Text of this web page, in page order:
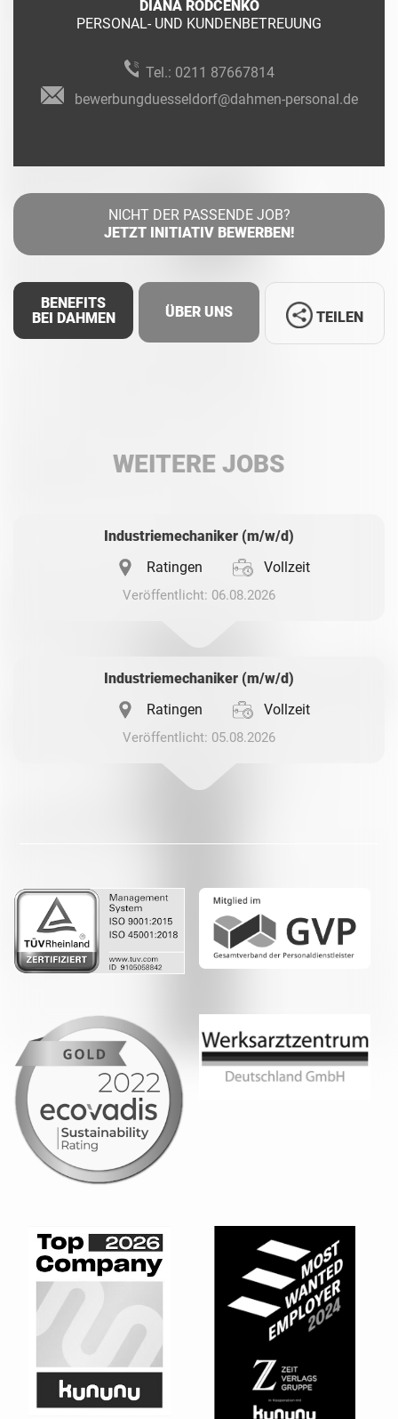
DIANA RODCENKO
PERSONAL- UND KUNDENBETREUUNG
Tel.: 0211 87667814
bewerbungduesseldorf@dahmen-personal.de
NICHT DER PASSENDE JOB?
JETZT INITIATIV BEWERBEN!
BENEFITS
BEI DAHMEN
ÜBER UNS TEILEN
WEITERE JOBS
Industriemechaniker (m/w/d)
Ratingen
Vollzeit
Veröffentlicht: 06.08.2026
Industriemechaniker (m/w/d)
Ratingen
Vollzeit
Veröffentlicht: 05.08.2026